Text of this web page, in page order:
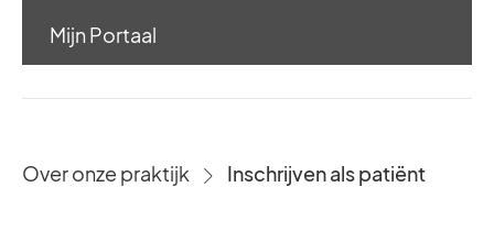
Mijn Portaal
Over onze praktijk › Inschrijven als patiënt